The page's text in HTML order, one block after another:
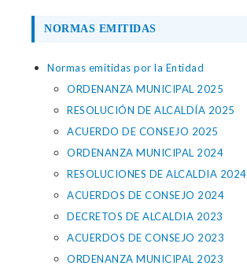
NORMAS EMITIDAS
Normas emitidas por la Entidad
ORDENANZA MUNICIPAL 2025
RESOLUCIÓN DE ALCALDÍA 2025
ACUERDO DE CONSEJO 2025
ORDENANZA MUNICIPAL 2024
RESOLUCIONES DE ALCALDIA 2024
ACUERDOS DE CONSEJO 2024
DECRETOS DE ALCALDIA 2023
ACUERDOS DE CONSEJO 2023
ORDENANZA MUNICIPAL 2023